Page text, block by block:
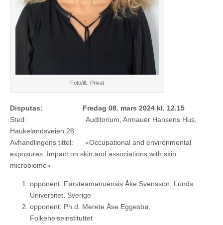
Foto/ill.: Privat
Disputas: Fredag 08. mars 2024 kl. 12.15
Sted: Auditorium, Armauer Hansens Hus,
Haukelandsveien 28
Avhandlingens tittel: «Occupational and environmental
exposures: Impact on skin and associations with skin
microbiome»
opponent: Førsteamanuensis Åke Svensson, Lunds
Universitet, Sverige
opponent: Ph.d. Merete Åse Eggesbø,
Folkehelseinstituttet